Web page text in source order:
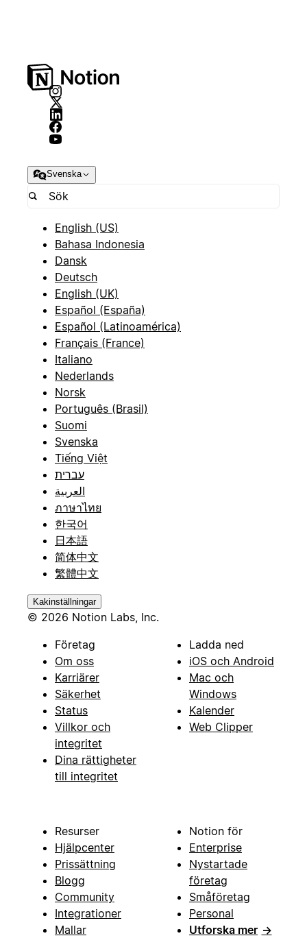
Svenska
English (US)
Bahasa Indonesia
Dansk
Deutsch
English (UK)
Español (España)
Español (Latinoamérica)
Français (France)
Italiano
Nederlands
Norsk
Português (Brasil)
Suomi
Svenska
Tiếng Việt
עברית
العربية
ภาษาไทย
한국어
日本語
简体中文
繁體中文
Kakinställningar
© 2026 Notion Labs, Inc.
Företag
Om oss
Karriärer
Säkerhet
Status
Villkor och
integritet
Dina rättigheter
till integritet
Ladda ned
iOS och Android
Mac och
Windows
Kalender
Web Clipper
Resurser
Hjälpcenter
Prissättning
Blogg
Community
Integrationer
Mallar
Notion för
Enterprise
Nystartade
företag
Småföretag
Personal
Utforska mer →